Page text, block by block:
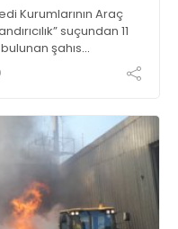
Kurumlarının Araç
suçundan 11
şahıs